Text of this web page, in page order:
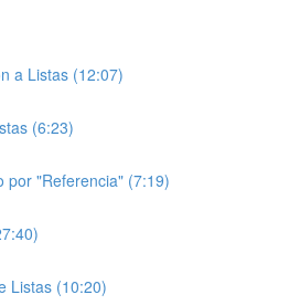
a Listas (12:07)
(6:23)
por "Referencia" (7:19)
Listas (10:20)